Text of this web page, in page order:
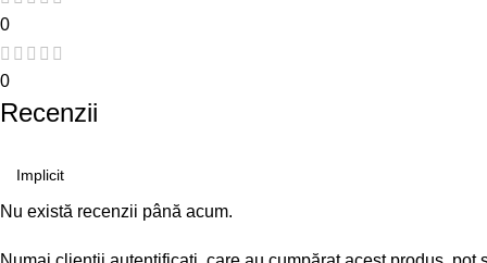
0
0
Recenzii
Nu există recenzii până acum.